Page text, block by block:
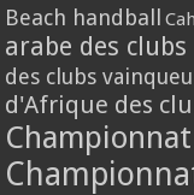
Beach handball
arabe des
des clubs
d'Afrique des